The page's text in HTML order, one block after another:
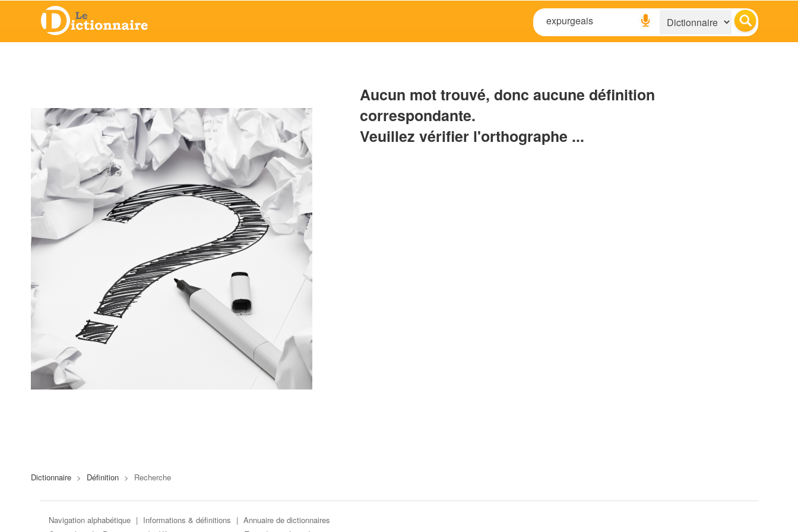
Aucun mot trouvé, donc aucune définition
correspondante.
Veuillez vérifier l'orthographe ...
Dictionnaire > Définition > Recherche
Navigation alphabétique | Informations & définitions | Annuaire de dictionnaires